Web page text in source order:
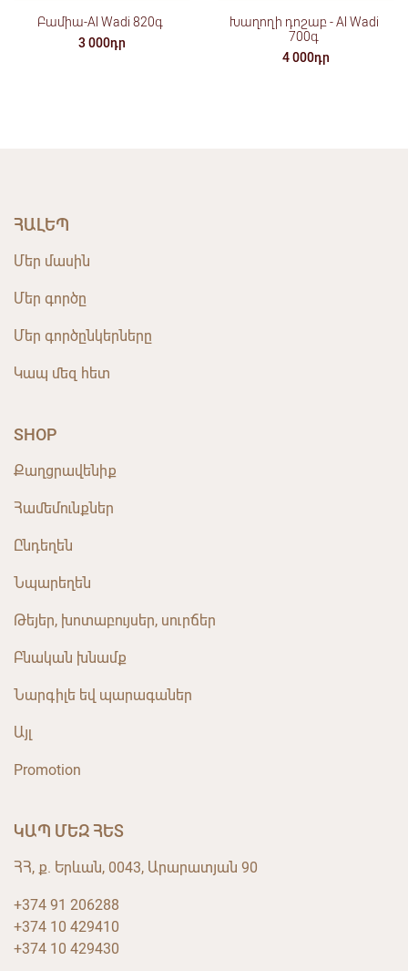
Բամիա-Al Wadi 820գ
3 000դր
Խաղողի դոշաբ - Al Wadi
700գ
4 000դր
ՀԱԼԵՊ
Մեր մասին
Մեր գործը
Մեր գործընկերները
Կապ մեզ հետ
SHOP
Քաղցրավենիք
Համեմունքներ
Ընդեղեն
Նպարեղեն
Թեյեր, խոտաբույսեր, սուրճեր
Բնական խնամք
Նարգիլե եվ պարագաներ
Այլ
Promotion
ԿԱՊ ՄԵԶ ՀԵՏ
ՀՀ, ք. Երևան, 0043, Արարատյան 90
+374 91 206288
+374 10 429410
+374 10 429430